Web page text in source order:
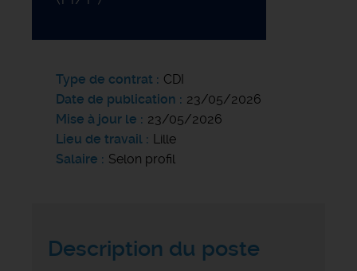
Type de contrat
CDI
Date de publication
23/05/2026
Mise à jour le
23/05/2026
Lieu de travail
Lille
Salaire
Selon profil
Description du poste